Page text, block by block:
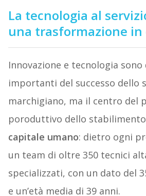
La tecnologia al
una trasformazione in
Innovazione e tecnologia
importanti del successo dello
marchigiano, ma il centro del
poroduttivo dello
capitale umano: dietro ogni
un team di oltre 350 tecnici
specializzati, con un dato del
e un’età media di 39 anni.